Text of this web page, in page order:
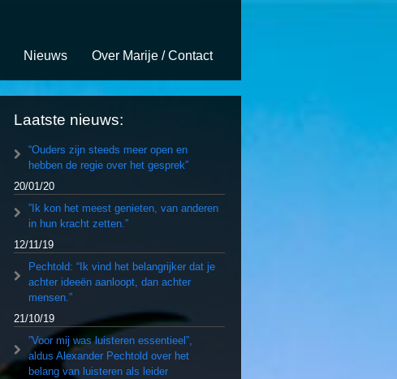
Nieuws Over Marije / Contact
Laatste nieuws:
“Ouders zijn steeds meer open en
hebben de regie over het gesprek”
20/01/20
”Ik kon het meest genieten, van anderen
in hun kracht zetten.”
12/11/19
Pechtold: “Ik vind het belangrijker dat je
achter ideeën aanloopt, dan achter
mensen.”
21/10/19
”Voor mij was luisteren essentieel”,
aldus Alexander Pechtold over het
belang van luisteren als leider